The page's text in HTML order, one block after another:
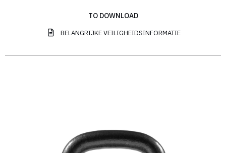
TO DOWNLOAD
BELANGRIJKE VEILIGHEIDSINFORMATIE